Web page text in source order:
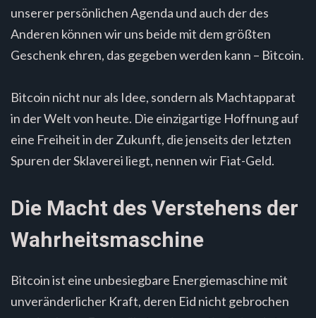
unserer persönlichen Agenda und auch der des
Anderen können wir uns beide mit dem größten
Geschenk ehren, das gegeben werden kann – Bitcoin.
Bitcoin nicht nur als Idee, sondern als Machtapparat
in der Welt von heute. Die einzigartige Hoffnung auf
eine Freiheit in der Zukunft, die jenseits der letzten
Spuren der Sklaverei liegt, nennen wir Fiat-Geld.
Die Macht des Verstehens der
Wahrheitsmaschine
Bitcoin ist eine unbesiegbare Energiemaschine mit
unveränderlicher Kraft, deren Eid nicht gebrochen